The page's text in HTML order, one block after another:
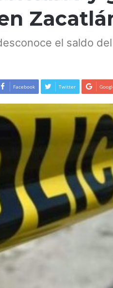
el saldo
Facebook Twitter